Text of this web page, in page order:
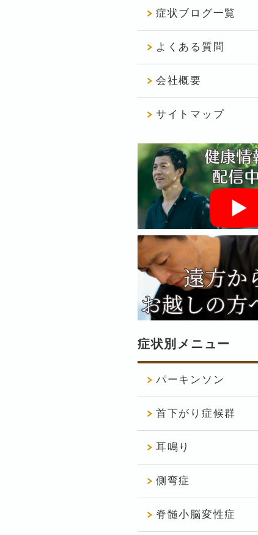
症状ブログ一覧
よくある質問
会社概要
サイトマップ
症状別メニュー
パーキンソン
首下がり症候群
耳鳴り
側弯症
脊髄小脳変性症